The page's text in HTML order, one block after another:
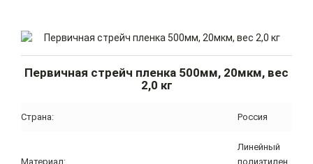
Первичная стрейч пленка 500мм, 20мкм, вес
2,0 кг
Страна: Россия
Материал:
Линейный
полиэтилен